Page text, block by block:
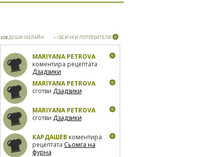
228ДУШИ ОНЛАЙН >>ВСИЧКИ ПОТРЕБИТЕЛИ
MARIYANA PETROVA
коментира рецептата
Дзадзики
MARIYANA PETROVA
сготви Дзадзики
MARIYANA PETROVA
сготви Дзадзики
КАРДАШЕВ коментира
рецептата Сьомга на
фурна